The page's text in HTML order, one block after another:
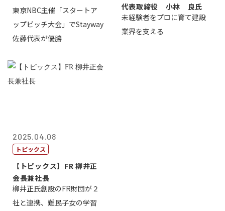
東京NBC主催「スタートア
ップピッチ大会」でStayway
佐藤代表が優勝
代表取締役 小林 良氏
未経験者をプロに育て建設
業界を支える
2025.04.08
トピックス
【トピックス】FR 柳井正
会長兼社長
柳井正氏創設のFR財団が２
社と連携、難民子女の学習